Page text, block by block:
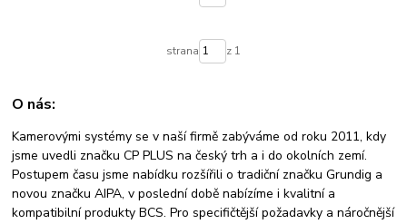
strana z 1
O nás:
Kamerovými systémy se v naší firmě zabýváme od roku 2011, kdy
jsme uvedli značku CP PLUS na český trh a i do okolních zemí.
Postupem času jsme nabídku rozšířili o tradiční značku Grundig a
novou značku AIPA, v poslední době nabízíme i kvalitní a
kompatibilní produkty BCS. Pro specifičtější požadavky a náročnější